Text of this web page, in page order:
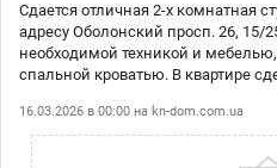
Сдается отличная 2-х комнатная
адресу Оболонский просп. 26, 15/
необходимой техникой и
спальной кроватью. В квартире
комната и зона отдыха для
объекта 11155125
16.03.2026 в 00:00 на kn-dom.com.ua